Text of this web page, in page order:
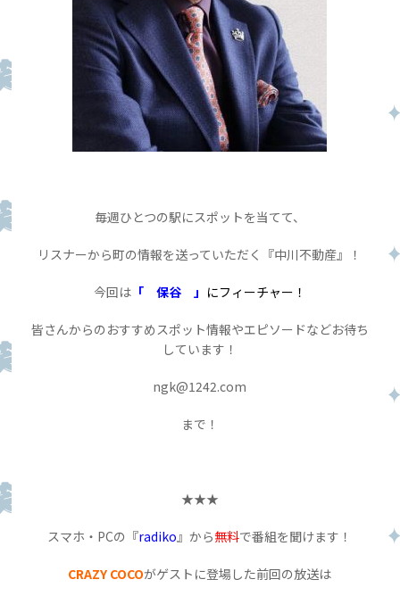
毎週ひとつの駅にスポットを当てて、
リスナーから町の情報を送っていただく『中川不動産』！
今回は「 保谷 」 にフィーチャー！
皆さんからのおすすめスポット情報やエピソードなどお待ち
しています！
ngk@1242.com
まで！
★★★
スマホ・PCの『radiko 』から無料で番組を聞けます！
CRAZY COCOがゲストに登場した前回の放送は